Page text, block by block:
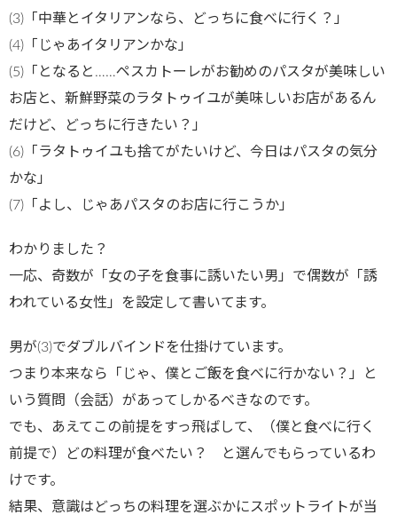
(3)「中華とイタリアンなら、どっちに食べに行く？」
(4)「じゃあイタリアンかな」
(5)「となると……ペスカトーレがお勧めのパスタが美味しい
お店と、新鮮野菜のラタトゥイユが美味しいお店があるん
だけど、どっちに行きたい？」
(6)「ラタトゥイユも捨てがたいけど、今日はパスタの気分
かな」
(7)「よし、じゃあパスタのお店に行こうか」
わかりました？
一応、奇数が「女の子を食事に誘いたい男」で偶数が「誘
われている女性」を設定して書いてます。
男が(3)でダブルバインドを仕掛けています。
つまり本来なら「じゃ、僕とご飯を食べに行かない？」と
いう質問（会話）があってしかるべきなのです。
でも、あえてこの前提をすっ飛ばして、（僕と食べに行く
前提で）どの料理が食べたい？ と選んでもらっているわ
けです。
結果、意識はどっちの料理を選ぶかにスポットライトが当